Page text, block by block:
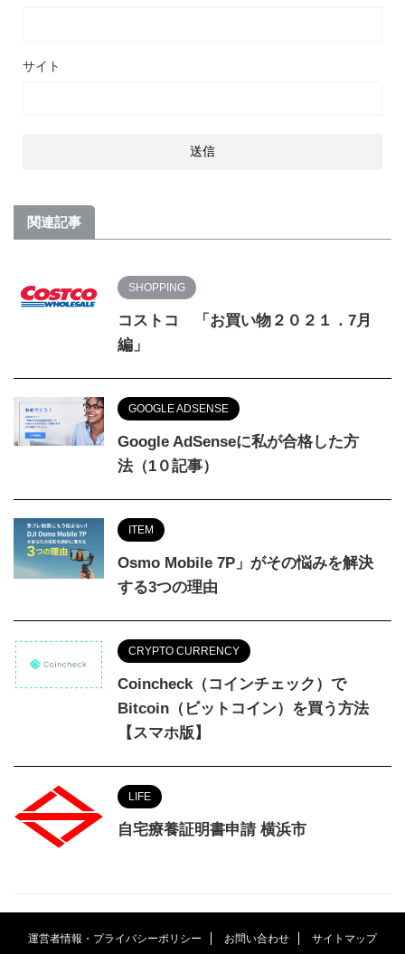
サイト
関連記事
SHOPPING
コストコ 「お買い物２０２１．7月
編」
GOOGLE ADSENSE
Google AdSenseに私が合格した方
法（1０記事）
ITEM
Osmo Mobile 7P」がその悩みを解決
する3つの理由
CRYPTO CURRENCY
Coincheck（コインチェック）で
Bitcoin（ビットコイン）を買う方法
【スマホ版】
LIFE
自宅療養証明書申請 横浜市
運営者情報・プライバシーポリシー お問い合わせ サイトマップ